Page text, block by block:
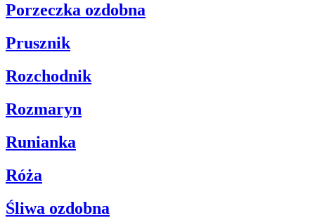
Porzeczka ozdobna
Prusznik
Rozchodnik
Rozmaryn
Runianka
Róża
Śliwa ozdobna